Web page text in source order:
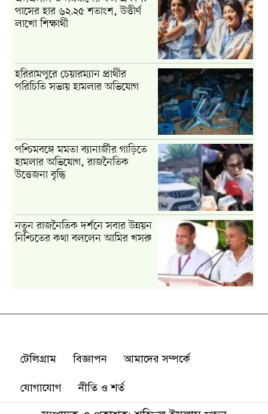
টেলিগ্রাম বিজ্ঞাপন আমাদের সম্পর্কে
যোগাযোগ নীতি ও শর্ত